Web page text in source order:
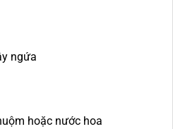
ngứa
hoặc nước hoa